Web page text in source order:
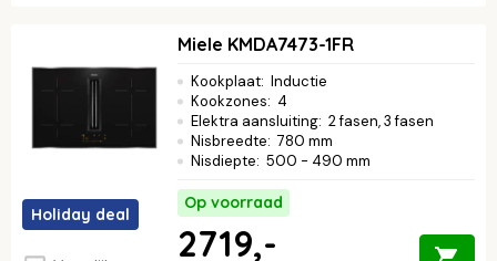
Holiday deal
Miele KMDA7473-1FR
Kookplaat: Inductie
Kookzones: 4
Elektra aansluiting: 2 fasen, 3 fasen
Nisbreedte: 780 mm
Nisdiepte: 500 - 490 mm
Op voorraad
2719,-